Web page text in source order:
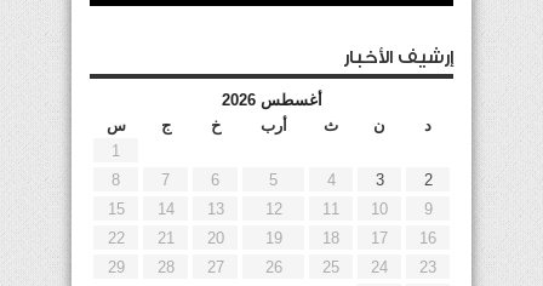
إرشيف الأخبار
أغسطس 2026
د
ن ث أرب خ ج
س
1
2
3
4
5
6
7
8
9
10
11
12
13
14
15
16
17
18
19
20
21
22
23
24
25
26
27
28
29